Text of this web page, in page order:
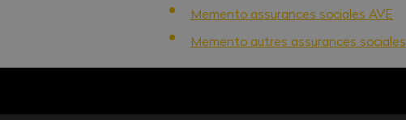
Memento assurances sociales AVE
Memento autres assurances sociales